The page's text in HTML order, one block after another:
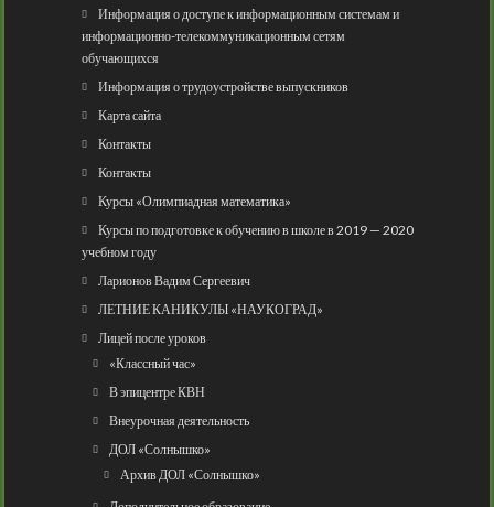
Информация о доступе к информационным системам и
информационно-телекоммуникационным сетям
обучающихся
Информация о трудоустройстве выпускников
Карта сайта
Контакты
Контакты
Курсы «Олимпиадная математика»
Курсы по подготовке к обучению в школе в 2019 — 2020
учебном году
Ларионов Вадим Сергеевич
ЛЕТНИЕ КАНИКУЛЫ «НАУКОГРАД»
Лицей после уроков
«Классный час»
В эпицентре КВН
Внеурочная деятельность
ДОЛ «Солнышко»
Архив ДОЛ «Солнышко»